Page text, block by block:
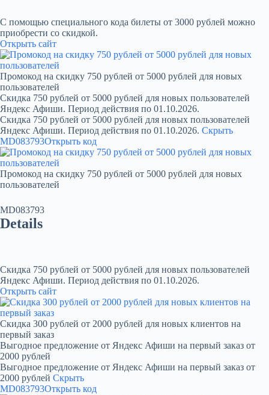
С помощью специального кода билеты от 3000 рублей можно
приобрести со скидкой.
Открыть сайт
Промокод на скидку 750 рублей от 5000 рублей для новых
пользователей
Скидка 750 рублей от 5000 рублей для новых пользователей
Яндекс Афиши. Период действия по 01.10.2026.
Скидка 750 рублей от 5000 рублей для новых пользователей
Яндекс Афиши. Период действия по 01.10.2026. Скрыть
MD083793Открыть код
Промокод на скидку 750 рублей от 5000 рублей для новых
пользователей
MD083793
Details
Скидка 750 рублей от 5000 рублей для новых пользователей
Яндекс Афиши. Период действия по 01.10.2026.
Открыть сайт
Скидка 300 рублей от 2000 рублей для новых клиентов на
первый заказ
Выгодное предложение от Яндекс Афиши на первый заказ от
2000 рублей
Выгодное предложение от Яндекс Афиши на первый заказ от
2000 рублей Скрыть
MD083793Открыть код